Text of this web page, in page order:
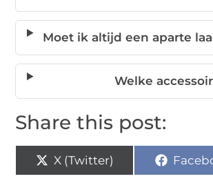
Moet ik altijd een aparte
Welke
Share this post:
X (Twitter)